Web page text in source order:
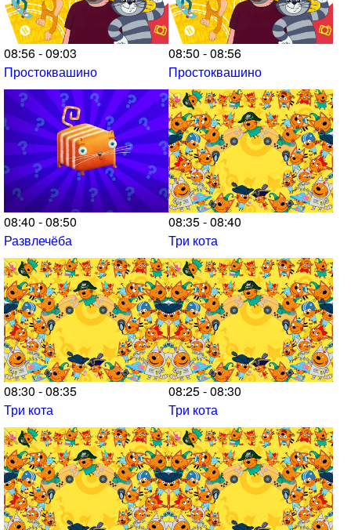
08:56 - 09:03
Простоквашино
08:50 - 08:56
Простоквашино
08:40 - 08:50
Развлечёба
08:35 - 08:40
Три кота
08:30 - 08:35
Три кота
08:25 - 08:30
Три кота